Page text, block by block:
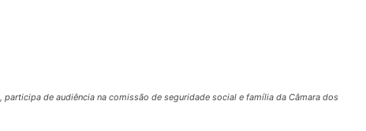
participa de audiência na comissão de seguridade social e família da Câmara dos